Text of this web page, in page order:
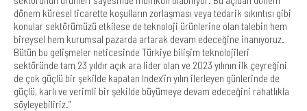
dönem küresel ticarette koşulların zorlaşması veya tedarik sıkıntısı gibi
konular sektörümüzü etkilese de teknoloji ürünlerine olan talebin hem
bireysel hem kurumsal pazarda artarak devam edeceğine inanıyoruz.
Bütün bu gelişmeler neticesinde Türkiye bilişim teknolojileri
sektöründe tam 23 yıldır açık ara lider olan ve 2023 yılının ilk çeyreğini
de çok güçlü bir şekilde kapatan Index’in yılın ilerleyen günlerinde de
güçlü, karlı ve verimli bir şekilde büyümeye devam edeceğini rahatlıkla
söyleyebiliriz.”